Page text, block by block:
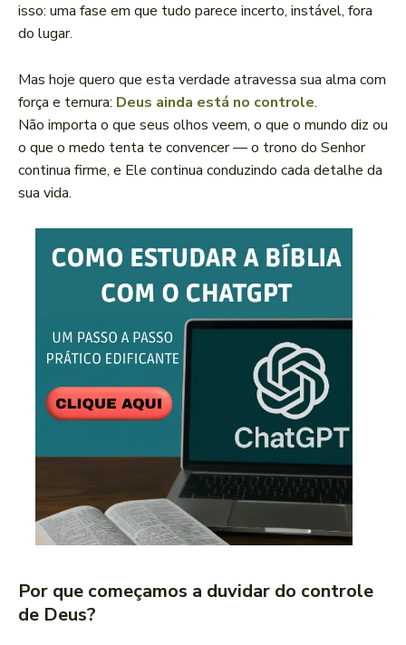
isso: uma fase em que tudo parece incerto, instável, fora
do lugar.
Mas hoje quero que esta verdade atravessa sua alma com
força e ternura: Deus ainda está no controle.
Não importa o que seus olhos veem, o que o mundo diz ou
o que o medo tenta te convencer — o trono do Senhor
continua firme, e Ele continua conduzindo cada detalhe da
sua vida.
Por que começamos a duvidar do controle
de Deus?